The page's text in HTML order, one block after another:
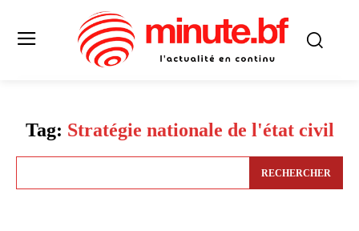
Tag: Stratégie nationale de l'état civil
RECHERCHER